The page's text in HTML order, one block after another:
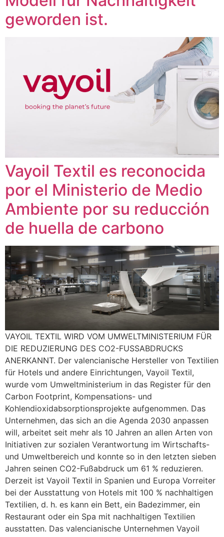
geworden ist.
Vayoil Textil es reconocida
por el Ministerio de Medio
Ambiente por su reducción
de huella de carbono
VAYOIL TEXTIL WIRD VOM UMWELTMINISTERIUM FÜR
DIE REDUZIERUNG DES CO2-FUSSABDRUCKS
ANERKANNT. Der valencianische Hersteller von Textilien
für Hotels und andere Einrichtungen, Vayoil Textil,
wurde vom Umweltministerium in das Register für den
Carbon Footprint, Kompensations- und
Kohlendioxidabsorptionsprojekte aufgenommen. Das
Unternehmen, das sich an die Agenda 2030 anpassen
will, arbeitet seit mehr als 10 Jahren an allen Arten von
Initiativen zur sozialen Verantwortung im Wirtschafts-
und Umweltbereich und konnte so in den letzten sieben
Jahren seinen CO2-Fußabdruck um 61 % reduzieren.
Derzeit ist Vayoil Textil in Spanien und Europa Vorreiter
bei der Ausstattung von Hotels mit 100 % nachhaltigen
Textilien, d. h. es kann ein Bett, ein Badezimmer, ein
Restaurant oder ein Spa mit nachhaltigen Textilien
ausstatten. Das valencianische Unternehmen Vayoil